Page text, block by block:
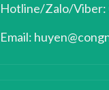
Hotline/Zalo/Viber:
Email: